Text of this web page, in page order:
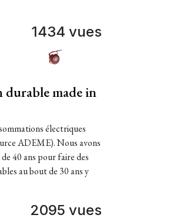
1434 vues
durable made in
électriques
ADEME). Nous avons
40 ans pour faire des
au bout de 30 ans y
2095 vues